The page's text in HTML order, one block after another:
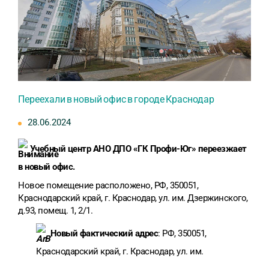
Переехали в новый офис в городе Краснодар
28.06.2024
Учебный центр АНО ДПО «ГК Профи-Юг» переезжает
в новый офис.
Новое помещение расположено, РФ, 350051,
Краснодарский край, г. Краснодар, ул. им. Дзержинского,
д.93, помещ. 1, 2/1.
Новый фактический адрес: РФ, 350051,
Краснодарский край, г. Краснодар, ул. им.